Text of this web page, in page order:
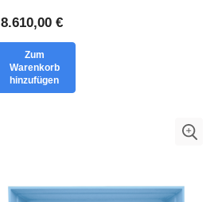
Schwimmbecken
8.610,00 €
Zum
Warenkorb
hinzufügen